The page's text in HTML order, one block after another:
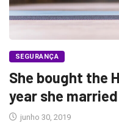
SEGURANÇA
She bought the
year she married
junho 30, 2019